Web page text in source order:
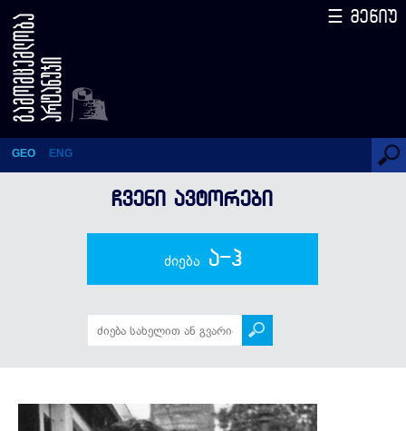
თომას ვულფი
GEO ENG
☰ მენიუ
ᲩᲕᲔᲜᲘ ᲐᲕᲢᲝᲠᲔᲑᲘ
ძიება ა-ჰ